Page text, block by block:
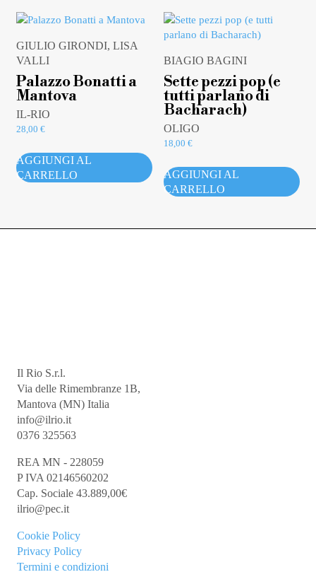
GIULIO GIRONDI, LISA
VALLI
Palazzo Bonatti a
Mantova
IL-RIO
28,00 €
AGGIUNGI AL
CARRELLO
BIAGIO BAGINI
Sette pezzi pop (e
tutti parlano di
Bacharach)
OLIGO
18,00€
AGGIUNGI AL
CARRELLO
Il Rio S.r.l.
Via delle Rimembranze 1B,
Mantova (MN) Italia
info@ilrio.it
0376 325563
REA MN - 228059
P IVA 02146560202
Cap. Sociale 43.889,00€
ilrio@pec.it
Cookie Policy
Privacy Policy
Termini e condizioni